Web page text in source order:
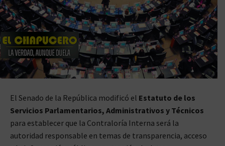
El Senado de la República modificó el Estatuto de los
Servicios Parlamentarios, Administrativos y Técnicos
para establecer que la Contraloría Interna será la
autoridad responsable en temas de transparencia, acceso